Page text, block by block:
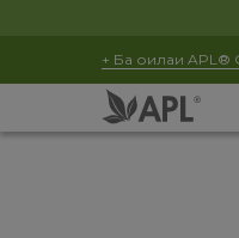
+ Ба оилаи APL®